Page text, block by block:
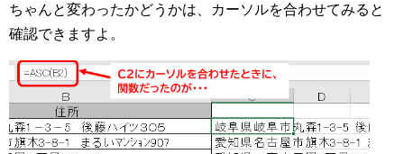
ちゃんと変わったかどうかは、カーソルを合わせてみると
確認できますよ。